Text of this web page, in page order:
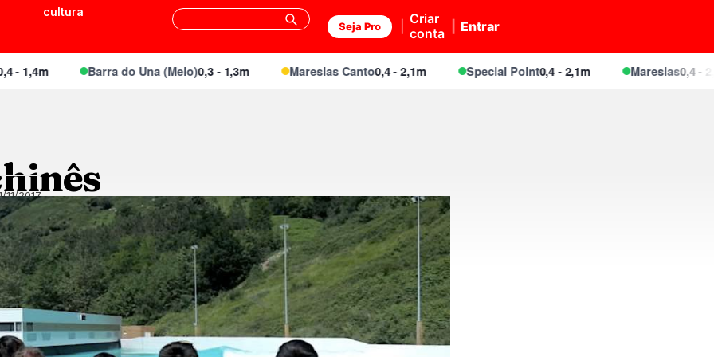
cultura
Seja Pro
Criar
conta
Entrar
Barra do Una (Meio)0,3 - 1,3m Maresias Canto0,4 - 2,1m Special Point0,4 - 2,1m Maresias0,4 - 2,1m
11/2017